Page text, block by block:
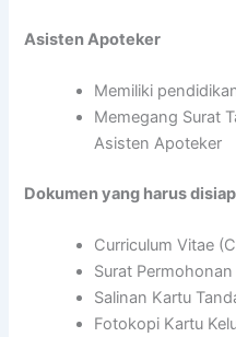
Asisten Apoteker
Memiliki
Memegang Surat
Asisten Apoteker
Dokumen yang harus
Curriculum Vitae
Surat Permohonan
Salinan Kartu
Fotokopi Kartu